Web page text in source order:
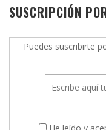
SUSCRIPCIÓN
Puedes suscribirte
He leído y